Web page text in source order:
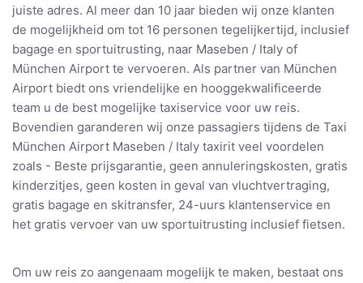
juiste adres. Al meer dan 10 jaar bieden wij onze klanten
de mogelijkheid om tot 16 personen tegelijkertijd, inclusief
bagage en sportuitrusting, naar Maseben / Italy of
München Airport te vervoeren. Als partner van München
Airport biedt ons vriendelijke en hooggekwalificeerde
team u de best mogelijke taxiservice voor uw reis.
Bovendien garanderen wij onze passagiers tijdens de Taxi
München Airport Maseben / Italy taxirit veel voordelen
zoals - Beste prijsgarantie, geen annuleringskosten, gratis
kinderzitjes, geen kosten in geval van vluchtvertraging,
gratis bagage en skitransfer, 24-uurs klantenservice en
het gratis vervoer van uw sportuitrusting inclusief fietsen.
Om uw reis zo aangenaam mogelijk te maken, bestaat ons